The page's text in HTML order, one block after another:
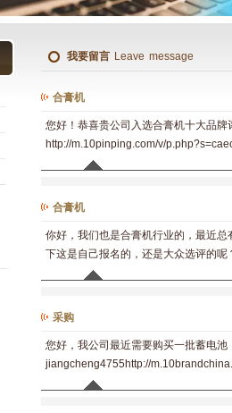
我要留言 Leave message
合膏机
您好！恭喜贵公司入选合膏机十大品
http://m.10pinping.com/v/
合膏机
你好，我们也是合膏机行业的，最近
下这是自己报名的，还是大众选评的
采购
您好，我公司最近需要购买一批蓄电
jiangcheng4755http://